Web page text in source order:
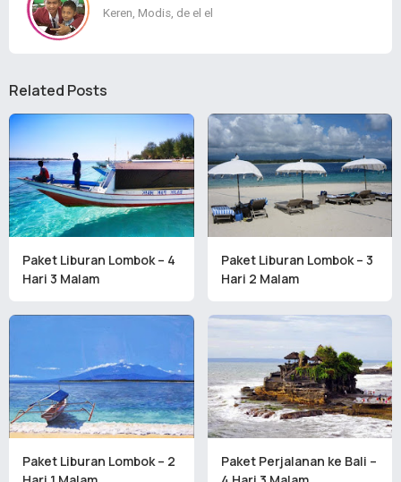
Keren, Modis, de el el
Related Posts
Paket Liburan Lombok – 4
Hari 3 Malam
Paket Liburan Lombok – 3
Hari 2 Malam
Paket Liburan Lombok – 2
Paket Perjalanan ke Bali –